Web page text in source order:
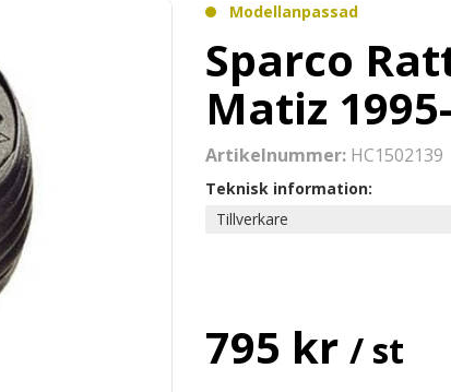
Modellanpassad
Sparco
Matiz 1995-
Artikelnummer: HC1502139
Teknisk information:
Tillverkare
795 kr / st